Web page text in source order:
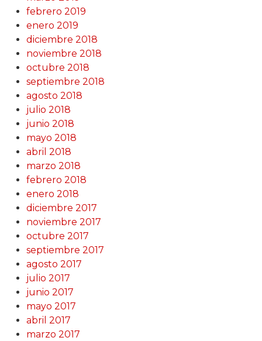
febrero 2019
enero 2019
diciembre 2018
noviembre 2018
octubre 2018
septiembre 2018
agosto 2018
julio 2018
junio 2018
mayo 2018
abril 2018
marzo 2018
febrero 2018
enero 2018
diciembre 2017
noviembre 2017
octubre 2017
septiembre 2017
agosto 2017
julio 2017
junio 2017
mayo 2017
abril 2017
marzo 2017